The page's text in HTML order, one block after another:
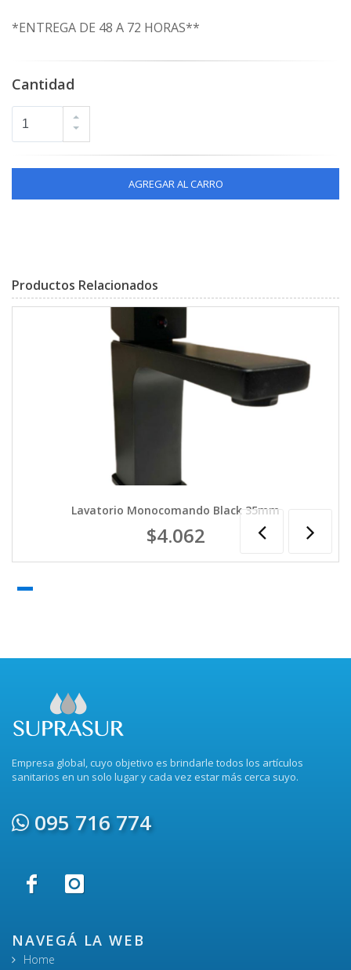
*ENTREGA DE 48 A 72 HORAS**
Cantidad
AGREGAR AL CARRO
Productos Relacionados
Lavatorio Monocomando Black 35mm
$4.062
Empresa global, cuyo objetivo es brindarle todos los artículos
sanitarios en un solo lugar y cada vez estar más cerca suyo.
095 716 774
NAVEGÁ LA WEB
Home